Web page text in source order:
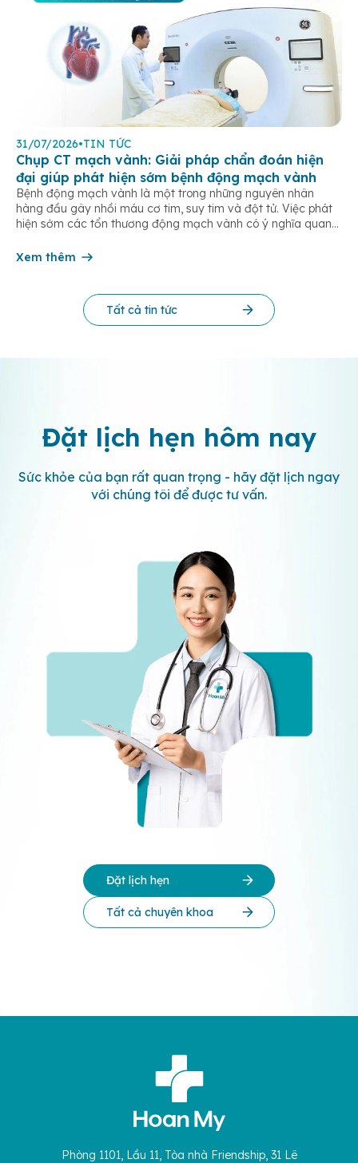
31/07/2026•TIN TỨC
Chụp CT mạch vành: Giải pháp chẩn đoán hiện
đại giúp phát hiện sớm bệnh động mạch vành
Bệnh động mạch vành là một trong những nguyên nhân
hàng đầu gây nhồi máu cơ tim, suy tim và đột tử. Việc phát
hiện sớm các tổn thương động mạch vành có ý nghĩa quan
nguy hiểm. Hiện nay, chụp CT mạch […]
Xem thêm
Tất cả tin tức
Đặt lịch hẹn hôm nay
Sức khỏe của bạn rất quan trọng - hãy đặt lịch ngay
với chúng tôi để được tư vấn.
Đặt lịch hẹn
Tất cả chuyên khoa
Phòng 1101, Lầu 11, Tòa nhà Friendship, 31 Lê